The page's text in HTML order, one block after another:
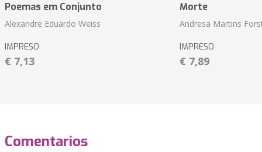
Poemas em Conjunto
Alexandre Eduardo Weiss
IMPRESO
€ 7,13
Morte
Andresa Martins
IMPRESO
€ 7,89
Comentarios